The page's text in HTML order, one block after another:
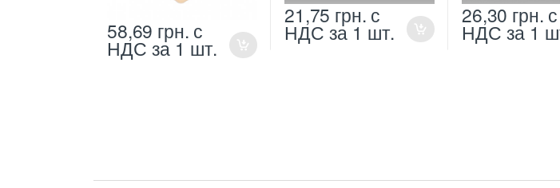
58,69 грн. с
НДС за 1 шт.
21,75 грн. с
НДС за 1 шт.
26,30 грн. с
НДС за 1